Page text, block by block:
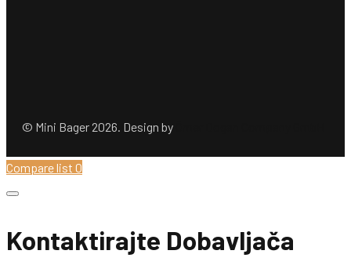
© Mini Bager 2026. Design by
Compare list 0
Kontaktirajte Dobavljača